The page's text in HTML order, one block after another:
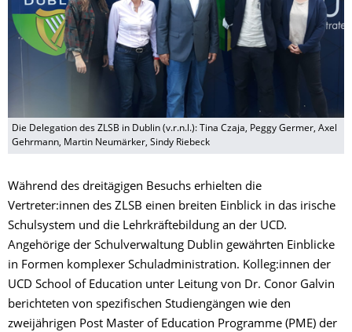
Die Delegation des ZLSB in Dublin (v.r.n.l.): Tina Czaja, Peggy Germer, Axel
Gehrmann, Martin Neumärker, Sindy Riebeck
Während des dreitägigen Besuchs erhielten die
Vertreter:innen des ZLSB einen breiten Einblick in das irische
Schulsystem und die Lehrkräftebildung an der UCD.
Angehörige der Schulverwaltung Dublin gewährten Einblicke
in Formen komplexer Schuladministration. Kolleg:innen der
UCD School of Education unter Leitung von Dr. Conor Galvin
berichteten von spezifischen Studiengängen wie den
zweijährigen Post Master of Education Programme (PME) der